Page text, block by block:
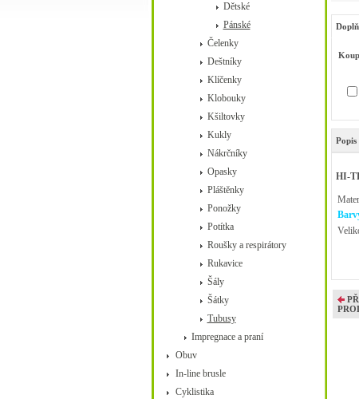
Dětské
Pánské
Čelenky
Deštníky
Klíčenky
Klobouky
Kšiltovky
Kukly
Nákrčníky
Opasky
Pláštěnky
Ponožky
Potítka
Roušky a respirátory
Rukavice
Šály
Šátky
Tubusy
Impregnace a praní
Obuv
In-line brusle
Cyklistika
Popis
HI-